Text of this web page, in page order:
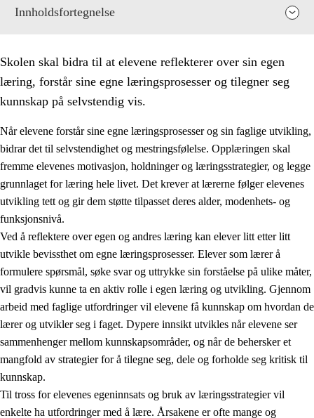
Innholdsfortegnelse
Prinsipper for læring, utvikling og danning
2.1 Sosial læring og utvikling
2.3 Grunnleggende ferdigheter
Å lære å lære
Tverrfaglige temaer
Skolen skal bidra til at elevene reflekterer over sin egen
læring, forstår sine egne læringsprosesser og tilegner seg
kunnskap på selvstendig vis.
Når elevene forstår sine egne læringsprosesser og sin faglige utvikling,
bidrar det til selvstendighet og mestringsfølelse. Opplæringen skal
fremme elevenes motivasjon, holdninger og læringsstrategier, og legge
grunnlaget for læring hele livet. Det krever at lærerne følger elevenes
utvikling tett og gir dem støtte tilpasset deres alder, modenhets- og
funksjonsnivå.
Ved å reflektere over egen og andres læring kan elever litt etter litt
utvikle bevissthet om egne læringsprosesser. Elever som lærer å
formulere spørsmål, søke svar og uttrykke sin forståelse på ulike måter,
vil gradvis kunne ta en aktiv rolle i egen læring og utvikling. Gjennom
arbeid med faglige utfordringer vil elevene få kunnskap om hvordan de
lærer og utvikler seg i faget. Dypere innsikt utvikles når elevene ser
sammenhenger mellom kunnskapsområder, og når de behersker et
mangfold av strategier for å tilegne seg, dele og forholde seg kritisk til
kunnskap.
Til tross for elevenes egeninnsats og bruk av læringsstrategier vil
enkelte ha utfordringer med å lære. Årsakene er ofte mange og